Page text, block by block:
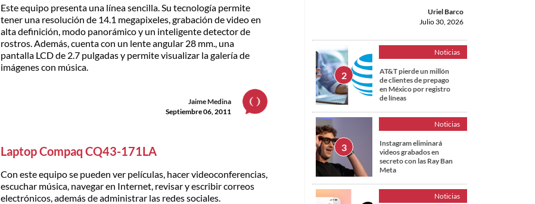
Este equipo presenta una línea sencilla. Su tecnología permite
tener una resolución de 14.1 megapixeles, grabación de video en
alta definición, modo panorámico y un inteligente detector de
rostros. Además, cuenta con un lente angular 28 mm., una
pantalla LCD de 2.7 pulgadas y permite visualizar la galería de
imágenes con música.
Jaime Medina
Septiembre 06, 2011
Laptop Compaq CQ43-171LA
Con este equipo se pueden ver películas, hacer videoconferencias,
escuchar música, navegar en Internet, revisar y escribir correos
electrónicos, además de administrar las redes sociales.
Uriel Barco
Julio 30, 2026
Noticias
AT&T pierde un millón
de clientes de prepago
en México por registro
de líneas
Noticias
Instagram eliminará
videos grabados en
secreto con las Ray Ban
Meta
Noticias